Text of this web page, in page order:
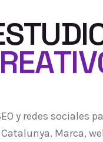
STUDI
EATIV
y redes sociales
Marca,